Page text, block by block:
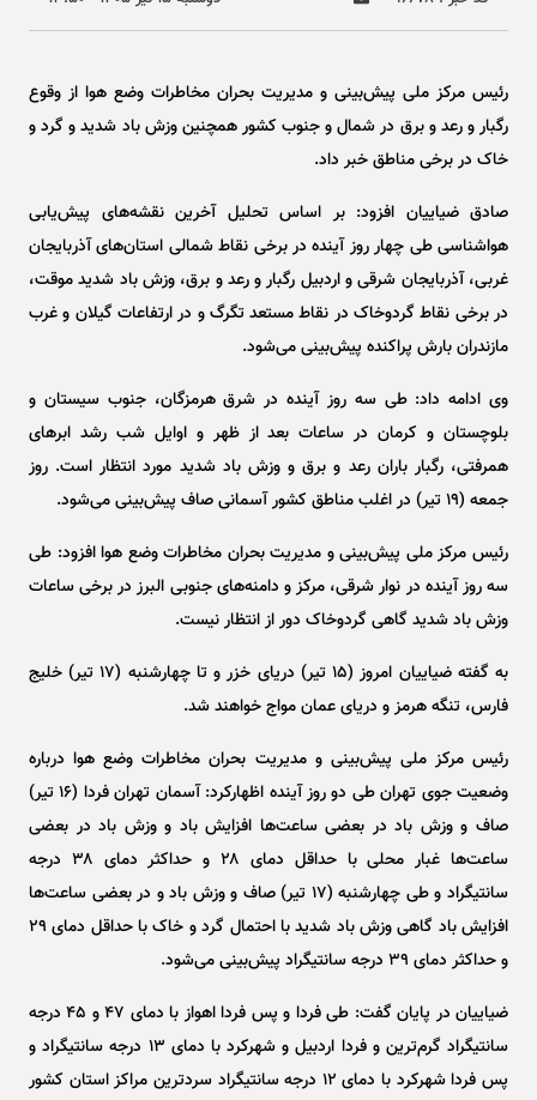
رئیس مرکز ملی پیش‌بینی و مدیریت بحران مخاطرات وضع هوا از وقوع
رگبار و رعد و برق در شمال و جنوب کشور همچنین وزش باد شدید و گرد و
خاک در برخی مناطق خبر داد.
صادق ضیاییان افزود: بر اساس تحلیل آخرین نقشه‌های پیش‌یابی
هواشناسی طی چهار روز آینده در برخی نقاط شمالی استان‌های آذربایجان
غربی، آذربایجان شرقی و اردبیل رگبار و رعد و برق، وزش باد شدید موقت،
در برخی نقاط گردوخاک در نقاط مستعد تگرگ و در ارتفاعات گیلان و غرب
مازندران بارش پراکنده پیش‌بینی می‌شود.
وی ادامه داد: طی سه روز آینده در شرق هرمزگان، جنوب سیستان و
بلوچستان و کرمان در ساعات بعد از ظهر و اوایل شب رشد ابر‌های
همرفتی، رگبار باران رعد و برق و وزش باد شدید مورد انتظار است. روز
جمعه (۱۹ تیر) در اغلب مناطق کشور آسمانی صاف پیش‌بینی می‌شود.
رئیس مرکز ملی پیش‌بینی و مدیریت بحران مخاطرات وضع هوا افزود: طی
سه روز آینده در نوار شرقی، مرکز و دامنه‌های جنوبی البرز در برخی ساعات
وزش باد شدید گاهی گردوخاک دور از انتظار نیست.
به گفته ضیاییان امروز (۱۵ تیر) دریای خزر و تا چهارشنبه (۱۷ تیر) خلیج
فارس، تنگه هرمز و دریای عمان مواج خواهند شد.
رئیس مرکز ملی پیش‌بینی و مدیریت بحران مخاطرات وضع هوا درباره
وضعیت جوی تهران طی دو روز آینده اظهارکرد: آسمان تهران فردا (۱۶ تیر)
صاف و وزش باد در بعضی ساعت‌ها افزایش باد و وزش باد در بعضی
ساعت‌ها غبار محلی با حداقل دمای ۲۸ و حداکثر دمای ۳۸ درجه
سانتیگراد و طی چهارشنبه (۱۷ تیر) صاف و وزش باد و در بعضی ساعت‌ها
افزایش باد گاهی وزش باد شدید با احتمال گرد و خاک با حداقل دمای ۲۹
و حداکثر دمای ۳۹ درجه سانتیگراد پیش‌بینی می‌شود.
ضیاییان در پایان گفت: طی فردا و پس فردا اهواز با دمای ۴۷ و ۴۵ درجه
سانتیگراد گرم‌ترین و فردا اردبیل و شهرکرد با دمای ۱۳ درجه سانتیگراد و
پس فردا شهرکرد با دمای ۱۲ درجه سانتیگراد سردترین مراکز استان کشور